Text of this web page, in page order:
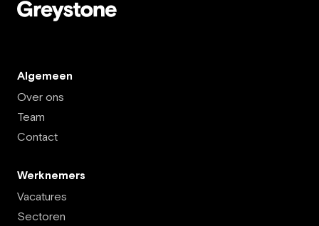
Algemeen
Over ons
Team
Contact
Werknemers
Vacatures
Sectoren